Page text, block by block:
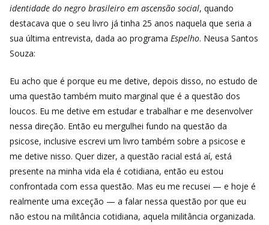
identidade do negro brasileiro em ascensão social, quando
destacava que o seu livro já tinha 25 anos naquela que seria a
sua última entrevista, dada ao programa Espelho. Neusa Santos
Souza:
Eu acho que é porque eu me detive, depois disso, no estudo de
uma questão também muito marginal que é a questão dos
loucos. Eu me detive em estudar e trabalhar e me desenvolver
nessa direção. Então eu mergulhei fundo na questão da
psicose, inclusive escrevi um livro também sobre a psicose e
me detive nisso. Quer dizer, a questão racial está aí, está
presente na minha vida ela é cotidiana, então eu estou
confrontada com essa questão. Mas eu me recusei — e hoje é
realmente uma exceção — a falar nessa questão por que eu
não estou na militância cotidiana, aquela militância organizada.